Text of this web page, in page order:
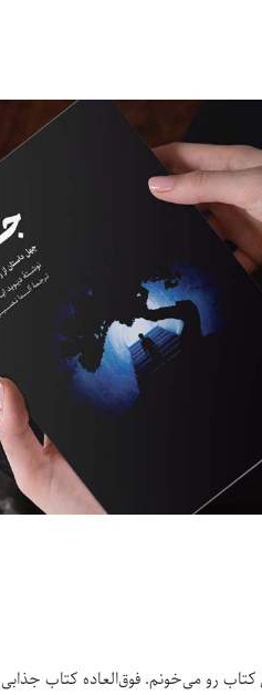
رو می‌خونم. فوق‌العاده کتاب